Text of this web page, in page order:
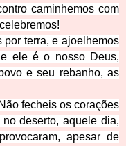
caminhemos com
terra, e ajoelhemos
ele é o nosso Deus,
e seu rebanho, as
fecheis os corações
deserto, aquele dia,
m, apesar de